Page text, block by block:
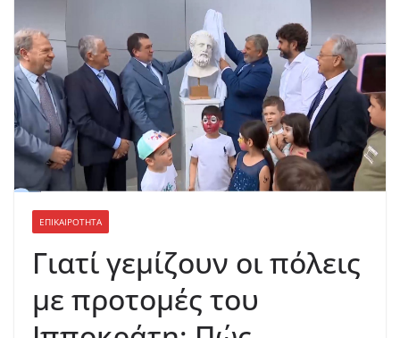
ΕΠΙΚΑΙΡΟΤΗΤΑ
Γιατί γεμίζουν οι πόλεις
με προτομές του